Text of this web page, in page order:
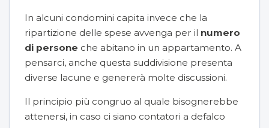
In alcuni condomini capita invece che la
ripartizione delle spese avvenga per il numero
di persone che abitano in un appartamento. A
pensarci, anche questa suddivisione presenta
diverse lacune e genererà molte discussioni.
Il principio più congruo al quale bisognerebbe
attenersi, in caso ci siano contatori a defalco